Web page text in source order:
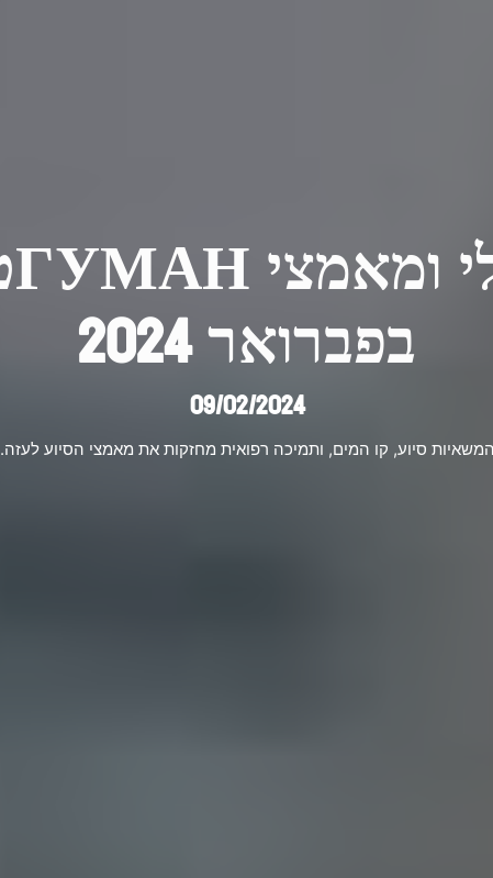
בפברואר 2024
09/02/2024
סיוע, קו המים, ותמיכה רפואית מחזקות את מאמצי הסיוע לעזה.